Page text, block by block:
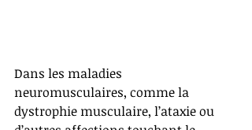
Dans les maladies
neuromusculaires, comme la
dystrophie musculaire, l’ataxie ou